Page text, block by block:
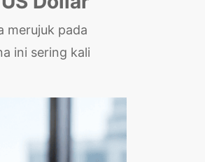
merujuk pada
ini sering kali